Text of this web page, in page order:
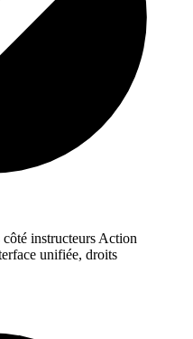
côté instructeurs Action
unifiée, droits